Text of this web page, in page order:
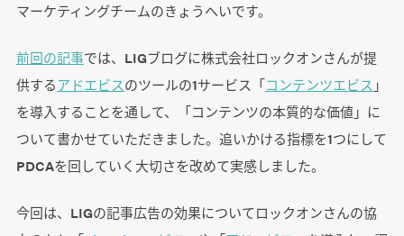
マーケティングチームのきょうへいです。
前回の記事では、LIGブログに株式会社ロックオンさんが提
供するアドエビスのツールの1サービス「コンテンツエビス 」
を導入することを通して、「コンテンツの本質的な価値」に
ついて書かせていただきました。追いかける指標を1つにして
PDCAを回していく大切さを改めて実感しました。
今回は、LIGの記事広告の効果についてロックオンさんの協